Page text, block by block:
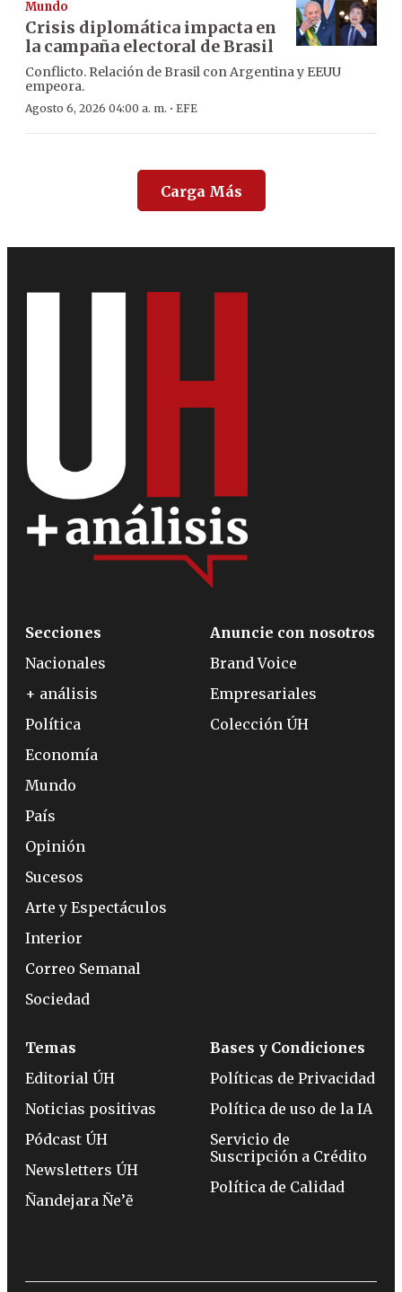
Mundo
Crisis diplomática impacta en
la campaña electoral de Brasil
Conflicto. Relación de Brasil con Argentina y EEUU
empeora.
Agosto 6, 2026 04:00 a. m. · EFE
Carga Más
Secciones
Nacionales
+ análisis
Política
Economía
Mundo
País
Opinión
Sucesos
Arte y Espectáculos
Interior
Correo Semanal
Sociedad
Anuncie con nosotros
Brand Voice
Empresariales
Colección ÚH
Temas
Editorial ÚH
Noticias positivas
Pódcast ÚH
Newsletters ÚH
Ñandejara Ñe’ẽ
Bases y Condiciones
Políticas de Privacidad
Política de uso de la IA
Servicio de
Suscripción a Crédito
Política de Calidad